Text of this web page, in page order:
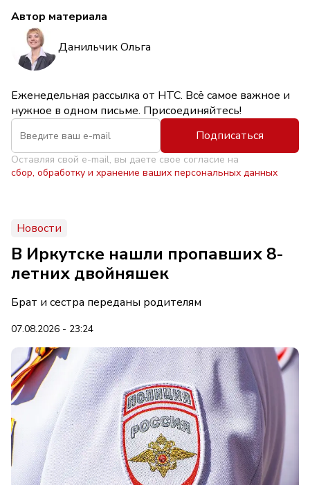
Автор материала
Данильчик Ольга
Еженедельная рассылка от НТС. Всё самое важное и
нужное в одном письме. Присоединяйтесь!
Подписаться
Оставляя свой e-mail, вы даете свое согласие на
сбор, обработку и хранение ваших персональных данных
Новости
В Иркутске нашли пропавших 8-
летних двойняшек
Брат и сестра переданы родителям
07.08.2026 - 23:24